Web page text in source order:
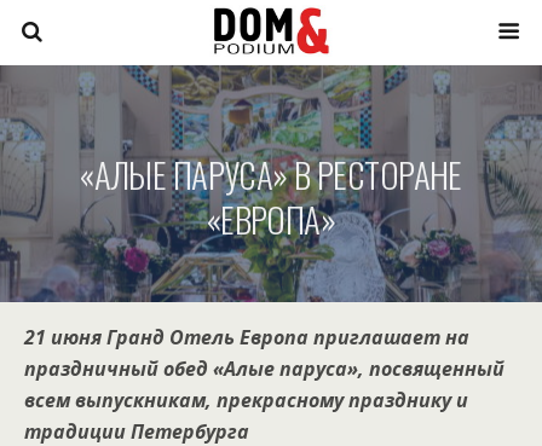
«АЛЫЕ ПАРУСА» В РЕСТОРАНЕ
«ЕВРОПА»
21 июня Гранд Отель Европа приглашает на
праздничный обед «Алые паруса», посвященный
всем выпускникам, прекрасному празднику и
традиции Петербурга